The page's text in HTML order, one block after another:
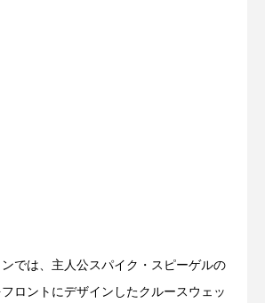
では、主人公スパイク・スピーゲルの
ロントにデザインしたクルースウェッ